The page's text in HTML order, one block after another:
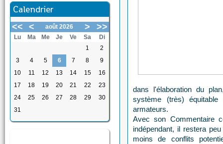
Calendrier
<< < août 2026 > >>
Lu Ma Me Je Ve Sa
Di
1
2
3
4 5 6 7 8
9
10
11 12 13 14 15
16
17
18 19 20 21 22
23
24
25 26 27 28 29
30
31
dans l'élaboration du
système (très)
armateurs.
Avec son Commentaire
indépendant, il restera
moins de conflits